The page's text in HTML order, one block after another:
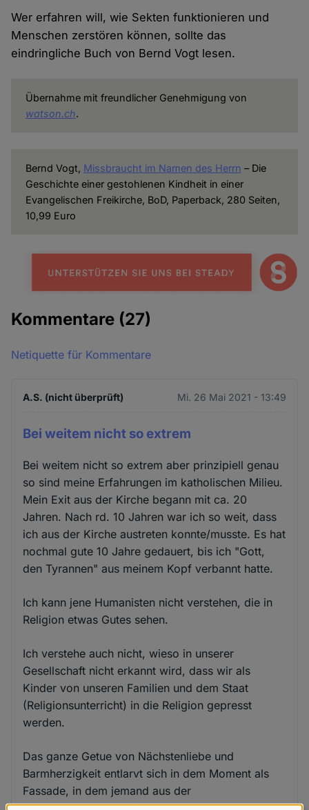
Wer erfahren will, wie Sekten funktionieren und
Menschen zerstören können, sollte das
eindringliche Buch von Bernd Vogt lesen.
Übernahme mit freundlicher Genehmigung von
watson.ch.
Bernd Vogt, Missbraucht im Namen des Herrn – Die
Geschichte einer gestohlenen Kindheit in einer
Evangelischen Freikirche, BoD, Paperback, 280 Seiten,
10,99 Euro
Kommentare (27)
Netiquette für Kommentare
A.S. (nicht überprüft) Mi. 26 Mai 2021 - 13:49
Bei weitem nicht so extrem
Bei weitem nicht so extrem aber prinzipiell genau
so sind meine Erfahrungen im katholischen Milieu.
Mein Exit aus der Kirche begann mit ca. 20
Jahren. Nach rd. 10 Jahren war ich so weit, dass
ich aus der Kirche austreten konnte/musste. Es hat
nochmal gute 10 Jahre gedauert, bis ich "Gott,
den Tyrannen" aus meinem Kopf verbannt hatte.
Ich kann jene Humanisten nicht verstehen, die in
Religion etwas Gutes sehen.
Ich verstehe auch nicht, wieso in unserer
Gesellschaft nicht erkannt wird, dass wir als
Kinder von unseren Familien und dem Staat
(Religionsunterricht) in die Religion gepresst
werden.
Das ganze Getue von Nächstenliebe und
Barmherzigkeit entlarvt sich in dem Moment als
Fassade, in dem jemand aus der